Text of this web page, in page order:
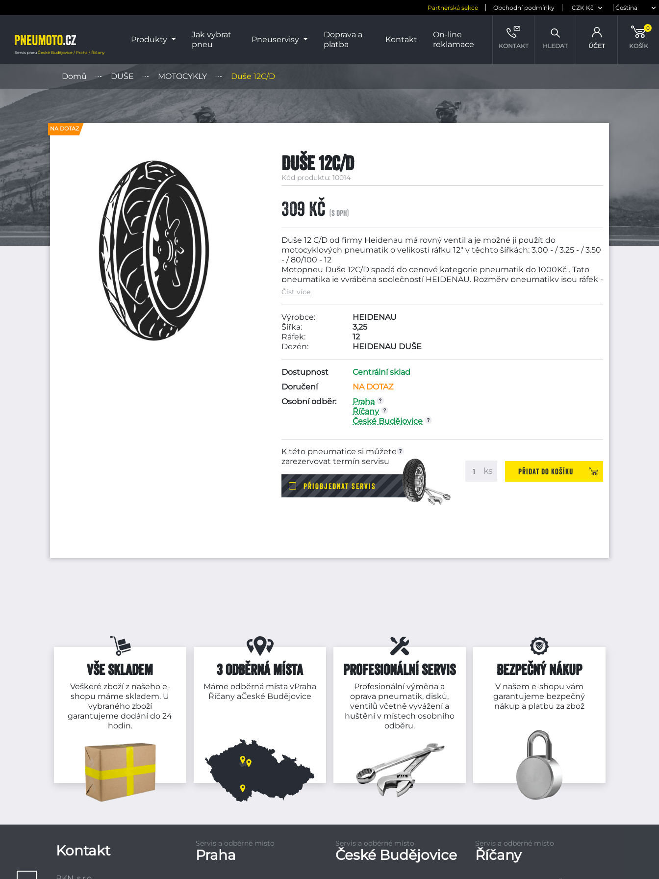
Partnerská sekce Obchodní podmínky
Servis pneu České Budějovice / Praha / Říčany
Produkty
Jak vybrat
pneu
Pneuservisy
Doprava a
platba
Kontakt
On-line
reklamace
KONTAKT HLEDAT ÚČET KOŠÍK
0
Domů DUŠE MOTOCYKLY Duše 12C/D
NA DOTAZ
Duše 12C/D
Kód produktu: 10014
309 Kč (s DPH)
Duše 12 C/D od firmy Heidenau má rovný ventil a je možné ji použít do
motocyklových pneumatik o velikosti ráfku 12" v těchto šířkách: 3.00 - / 3.25 - / 3.50
- / 80/100 - 12
Motopneu Duše 12C/D spadá do cenové kategorie pneumatik do 1000Kč . Tato
pneumatika je vyráběna společností HEIDENAU. Rozměry pneumatiky jsou ráfek -
12, dezén - HEIDENAU DUŠE,
Číst více
Výrobce:
HEIDENAU
Šířka:
3,25
Ráfek:
12
Dezén:
HEIDENAU DUŠE
Dostupnost
Centrální sklad
Doručení
NA DOTAZ
Osobní odběr:
Praha
Říčany
České Budějovice
K této pneumatice si můžete
zarezervovat termín servisu
PŘIOBJEDNAT SERVIS
Přidat do košíku
VŠE SKLADEM
Veškeré zboží z našeho e-
shopu máme skladem. U
vybraného zboží
garantujeme dodání do 24
hodin.
3 ODBĚRNÁ MÍSTA
Máme odběrná místa vPraha
ŘíčanyaČeské Budějovice
PROFESIONÁLNÍ SERVIS
Profesionální výměna a
oprava pneumatik, disků,
ventilů včetně vyvážení a
huštění v místech osobního
odběru.
BEZPEČNÝ NÁKUP
V našem e-shopu vám
garantujeme bezpečný
nákup a platbu za zbož
Kontakt Servis a odběrné místo
Praha
Servis a odběrné místo
České Budějovice
Servis a odběrné místo
Říčany